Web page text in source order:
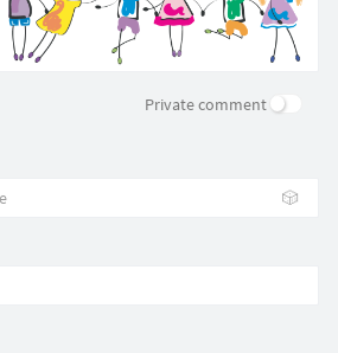
Private comment
🎲